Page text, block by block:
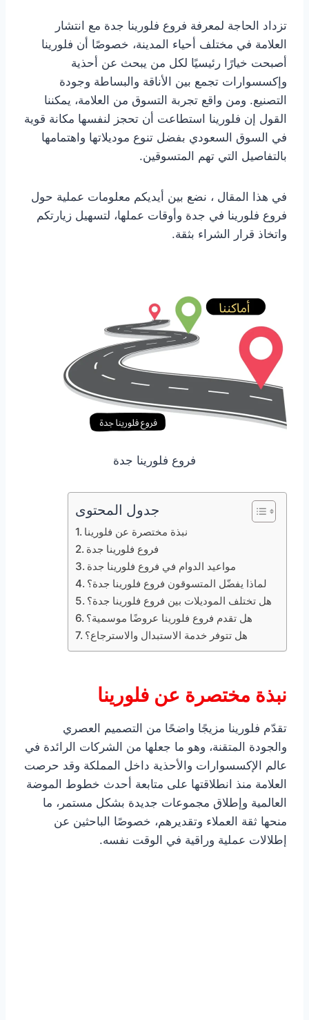
تزداد الحاجة لمعرفة فروع فلورينا جدة مع انتشار
العلامة في مختلف أحياء المدينة، خصوصًا أن فلورينا
أصبحت خيارًا رئيسيًا لكل من يبحث عن أحذية
وإكسسوارات تجمع بين الأناقة والبساطة وجودة
التصنيع. ومن واقع تجربة التسوق من العلامة، يمكننا
القول إن فلورينا استطاعت أن تحجز لنفسها مكانة قوية
في السوق السعودي بفضل تنوع موديلاتها واهتمامها
بالتفاصيل التي تهم المتسوقين.
في هذا المقال ، نضع بين أيديكم معلومات عملية حول
فروع فلورينا في جدة وأوقات عملها، لتسهيل زيارتكم
واتخاذ قرار الشراء بثقة.
فروع فلورينا جدة
جدول المحتوى
نبذة مختصرة عن فلورينا
فروع فلورينا جدة
مواعيد الدوام في فروع فلورينا جدة
لماذا يفضّل المتسوقون فروع فلورينا جدة؟
هل تختلف الموديلات بين فروع فلورينا جدة؟
هل تقدم فروع فلورينا عروضًا موسمية؟
هل تتوفر خدمة الاستبدال والاسترجاع؟
نبذة مختصرة عن فلورينا
تقدّم فلورينا مزيجًا واضحًا من التصميم العصري
والجودة المتقنة، وهو ما جعلها من الشركات الرائدة في
عالم الإكسسوارات والأحذية داخل المملكة وقد حرصت
العلامة منذ انطلاقتها على متابعة أحدث خطوط الموضة
العالمية وإطلاق مجموعات جديدة بشكل مستمر، ما
منحها ثقة العملاء وتقديرهم، خصوصًا الباحثين عن
إطلالات عملية وراقية في الوقت نفسه.